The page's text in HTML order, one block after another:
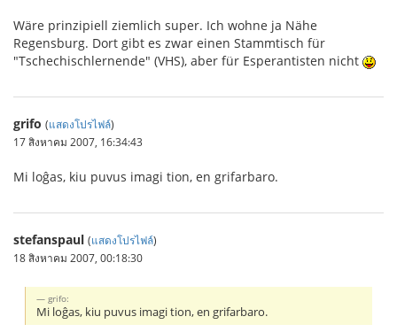
Wäre prinzipiell ziemlich super. Ich wohne ja Nähe
Regensburg. Dort gibt es zwar einen Stammtisch für
"Tschechischlernende" (VHS), aber für Esperantisten nicht
grifo (แสดงโปรไฟล์)
17 สิงหาคม 2007, 16:34:43
Mi loĝas, kiu puvus imagi tion, en grifarbaro.
stefanspaul (แสดงโปรไฟล์)
18 สิงหาคม 2007, 00:18:30
grifo:
Mi loĝas, kiu puvus imagi tion, en grifarbaro.